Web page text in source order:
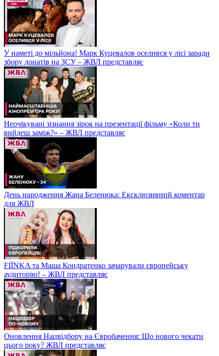
У наметі до мільйона! Марк Куцевалов оселився у лісі заради
збору донатів на ЗСУ – ЖВЛ представляє
Неочікувані зізнання зірок на презентації фільму «Коли ти
вийдеш заміж?» – ЖВЛ представляє
День народження Жана Беленюка: Ексклюзивний коментар
для ЖВЛ
FIЇNKA та Маша Кондратенко зачарували європейську
аудиторію! – ЖВЛ представляє
Оновлення Нацвідбору на Євробачення: Що нового чекати
цього року? ЖВЛ представляє